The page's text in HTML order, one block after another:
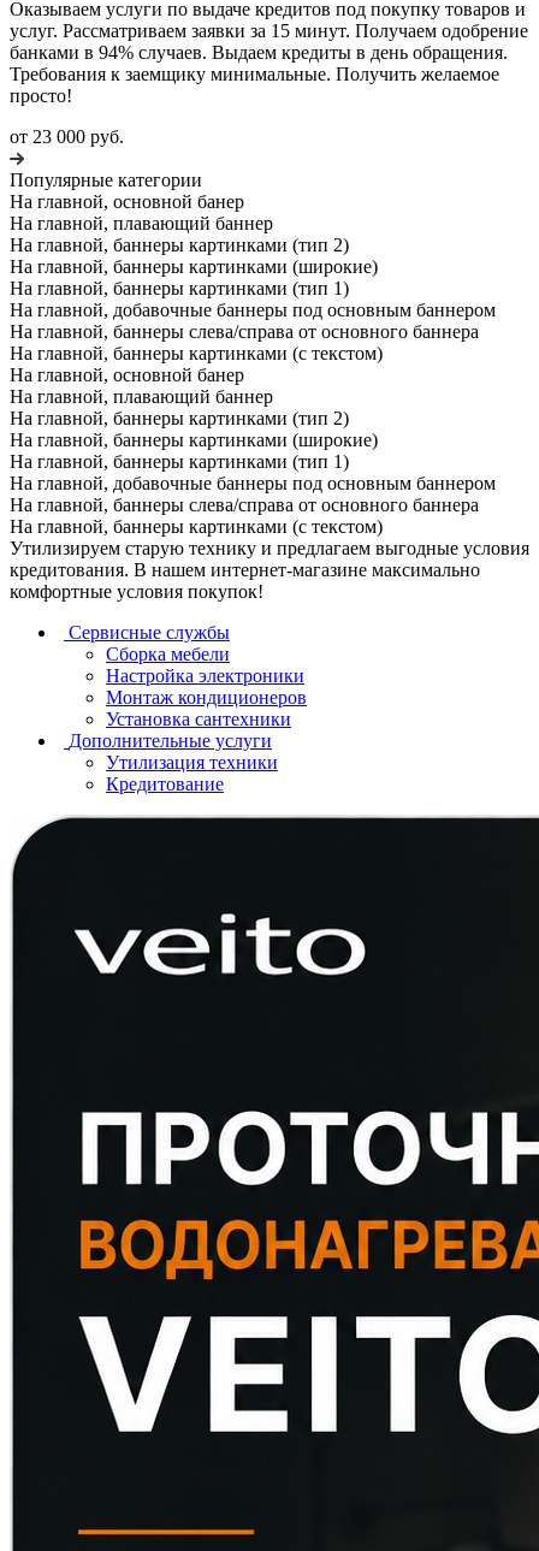
Оказываем услуги по выдаче кредитов под покупку товаров и
услуг. Рассматриваем заявки за 15 минут. Получаем одобрение
банками в 94% случаев. Выдаем кредиты в день обращения.
Требования к заемщику минимальные. Получить желаемое
просто!
от 23 000 руб.
Популярные категории
На главной, основной банер
На главной, плавающий баннер
На главной, баннеры картинками (тип 2)
На главной, баннеры картинками (широкие)
На главной, баннеры картинками (тип 1)
На главной, добавочные баннеры под основным баннером
На главной, баннеры слева/справа от основного баннера
На главной, баннеры картинками (с текстом)
На главной, основной банер
На главной, плавающий баннер
На главной, баннеры картинками (тип 2)
На главной, баннеры картинками (широкие)
На главной, баннеры картинками (тип 1)
На главной, добавочные баннеры под основным баннером
На главной, баннеры слева/справа от основного баннера
На главной, баннеры картинками (с текстом)
Утилизируем старую технику и предлагаем выгодные условия
кредитования. В нашем интернет-магазине максимально
комфортные условия покупок!
Сервисные службы
Сборка мебели
Настройка электроники
Монтаж кондиционеров
Установка сантехники
Дополнительные услуги
Утилизация техники
Кредитование